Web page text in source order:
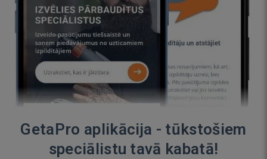
GetaPro aplikācija - tūkstošiem
speciālistu tavā kabatā!